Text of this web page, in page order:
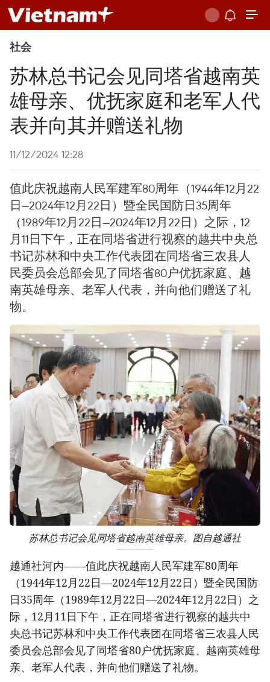
社会
苏林总书记会见同塔省越南英
雄母亲、优抚家庭和老军人代
表并向其并赠送礼物
11/12/2024 12:28
值此庆祝越南人民军建军80周年（1944年12月22
日—2024年12月22日）暨全民国防日35周年
（1989年12月22日—2024年12月22日）之际，12
月11日下午，正在同塔省进行视察的越共中央总
书记苏林和中央工作代表团在同塔省三农县人
民委员会总部会见了同塔省80户优抚家庭、越
南英雄母亲、老军人代表，并向他们赠送了礼
物。
苏林总书记会见同塔省越南英雄母亲。图自越通社
越通社河内——值此庆祝越南人民军建军80周年
（1944年12月22日—2024年12月22日）暨全民国防
日35周年（1989年12月22日—2024年12月22日）之
际，12月11日下午，正在同塔省进行视察的越共中
央总书记苏林和中央工作代表团在同塔省三农县人民
委员会总部会见了同塔省80户优抚家庭、越南英雄母
亲、老军人代表，并向他们赠送了礼物。